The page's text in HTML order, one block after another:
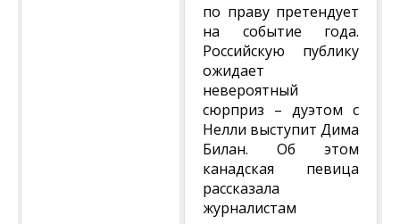
по праву претендует
на событие года.
Российскую публику
ожидает
невероятный
сюрприз – дуэтом с
Нелли выступит Дима
Билан. Об этом
канадская певица
рассказала
журналистам